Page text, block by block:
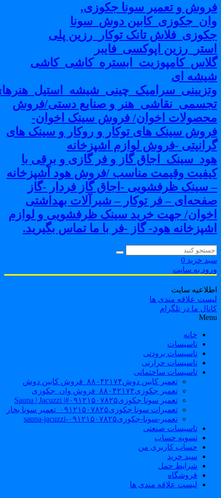
و تعمیر سونا جکوزی,
دوش_سونا
تانک توکار_رزین پلی
اپوکسی_فایبر
ای
و صنایع دستی/فروش
اخوان/ فروش سینک اخوان-
سینک های توکار و روکار و سینک های
-فروش لوازم اشپزخانه
گاز و فر گازی و برقی با
وقیمت مناسب /فروش هود آشپزخانه
سینک ظرفشویی -اجاق گاز فردار -گاز
– فر توکار – شیرآلات بهداشتی
جهت خرید سینک ظرفشویی و لوازم
هود- گاز -فر با ما تماس بگیرید.
خرید 0
به سایت
سایت
علاقه مندی ها
ما در تلگرام
خانه
تاسیسات
تاسیسات برودتی
تاسیسات حرارتی
تاسیسات ساختمانی
تعمیر کابین دوش۸۸۰۴۲۱۷۴_فروش کابین دوش
تعمیر جکوزی۸۸۰۴۲۱۷۴_فروش وان_جکوزی
تعمیر سونا جکوزی۰۹۱۲۱۵۰۷۸۲۵#| Sauna | Jacuzzi
تعمیرات سونا جکوزی۰۹۱۲۱۵۰۷۸۲۵_تعمیر سونا بخار
تعمیر-سونا-جکوزی۰۹۱۲۱۵۰۷۸۲۵-sauna-jacuzzi
تاسیسات صنعتی
تسویه حساب
حساب کاربری من
سبد خرید
شرایط حمل
فروشگاه
لیست علاقه مندی ها